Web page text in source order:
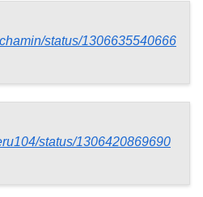
status/1306635540666
status/1306420869690